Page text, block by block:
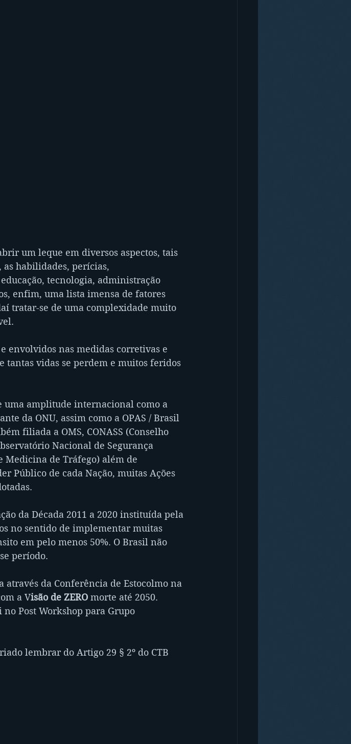
um leque em diversos aspectos, tais
as habilidades, perícias,
tecnologia, administração
enfim, uma lista imensa de fatores
tratar-se de uma complexidade muito
envolvidos nas medidas corretivas e
tantas vidas se perdem e muitos feridos
uma amplitude internacional como a
da ONU, assim como a OPAS / Brasil
filiada a OMS, CONASS (Conselho
Nacional de Segurança
Medicina de Tráfego) além de
Público de cada Nação, muitas Ações
da Década 2011 a 2020 instituída pela
no sentido de implementar muitas
em pelo menos 50%. O Brasil não
período.
através da Conferência de Estocolmo na
a Visão de ZERO morte até 2050.
Post Workshop para Grupo
lembrar do Artigo 29 § 2º do CTB